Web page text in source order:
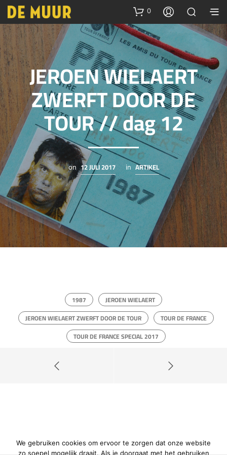
0
JEROEN WIELAERT
ZWERFT DOOR DE
TOUR // dag 12
on 12 JULI 2017 in ARTIKEL
1987
JEROEN WIELAERT
JEROEN WIELAERT ZWERFT DOOR DE TOUR
TOUR DE FRANCE
TOUR DE FRANCE SPECIAL 2017
We gebruiken cookies om ervoor te zorgen dat onze website
zo soepel mogelijk draait. Als je doorgaat met het gebruiken